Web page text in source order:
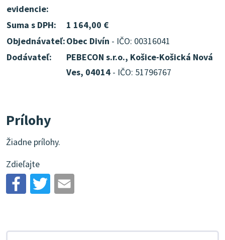
evidencie:
Suma s DPH:
1 164,00 €
Objednávateľ:Obec Divín - IČO: 00316041
Dodávateľ:
PEBECON s.r.o., Košice-Košická Nová
Ves, 04014 - IČO: 51796767
Prílohy
Žiadne prílohy.
Zdieľajte